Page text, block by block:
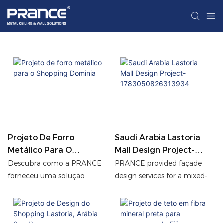
Projeto De Forro
Metálico Para O
Shopping Dominia
Descubra como a PRANCE
forneceu uma solução
metálico para o Shopping
Dominia, utilizando os
Saudi Arabia Lastoria
Mall Design Project-
1783050826313934
PRANCE provided façade
design services for a mixed-
integrating aluminum panel
and glass systems to achieve